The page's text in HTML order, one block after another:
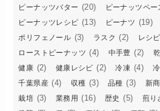
ピーナッツバター (20) ピーナッツペー
ピーナッツレシピ (13) ピーナツ (19)
ポリフェノール (3) ラスク (2) レシピ
ローストピーナッツ (4) 中手豊 (2)
健康 (2) 健康レシピ (2) 冷凍 (4)
千葉県産 (4) 収穫 (3) 品種 (3) 新
栽培 (3) 業務用 (16) 歴史 (5) 煎り